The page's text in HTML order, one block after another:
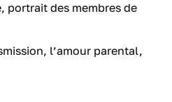
des membres de
l’amour parental,